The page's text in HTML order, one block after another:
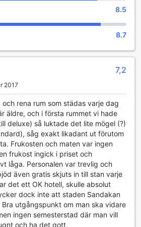
en mängd aktiviteter. Trädgården är
sittgrupper där du kan koppla av
njuta av den friska luften och den
för olika spel och aktiviteter.
match av badminton eller njuta
längs de välskötta
vackra naturen som bakgrund, blir
trädgård en minnesvärd del av
på Sanbay Hotel
erbjuder en rad
som gör din vistelse både bekväm
som behöver ta hand om sin
tvättservice och en professionell
innebär att du kan njuta av din
dig för kläder som behöver
finns det säkerhetsfack där du
tryggt, vilket ger dig sinnesro
8.5
8.7
7,2
2017
rena rum som städas varje dag
äldre, och i första rummet vi hade
deluxe) så luktade det lite mögel (?)
såg exakt likadant ut förutom
Frukosten och maten var ingen
frukost ingick i priset och
låga. Personalen var trevlig och
även gratis skjuts in till stan varje
det ett OK hotell, skulle absolut
dock inte att staden Sandakan
utgångspunkt om man ska vidare
ingen semesterstad där man vill
och ha det gott.